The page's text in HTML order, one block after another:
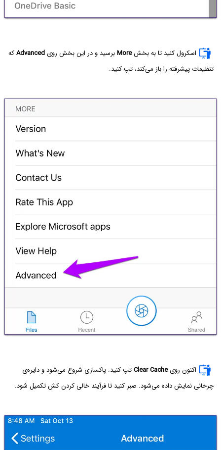
اسکرول کنید تا به بخشMoreبرسید و در این بخش روی Advancedکه
تنظیمات پیشرفته را باز می‌کند، تپ کنید.
اکنون رویClear Cacheتپ کنید. پاکسازی شروع می‌شود و دایره‌ی
چرخانی نمایش داده می‌شود. صبر کنید تا فرآیند خالی کردن کش تکمیل شود.